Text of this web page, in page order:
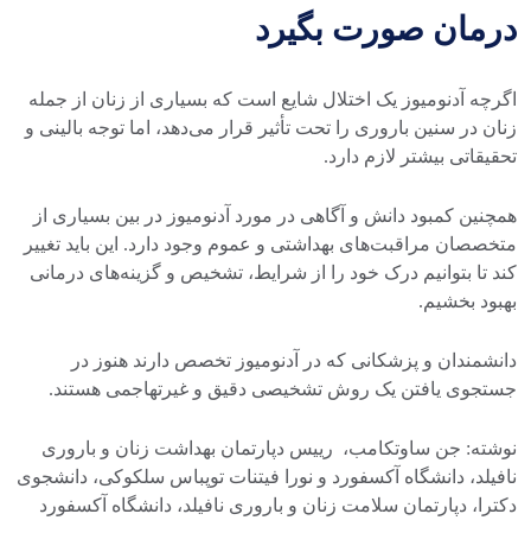
درمان صورت بگیرد
اگرچه آدنومیوز یک اختلال شایع است که بسیاری از زنان از جمله
زنان در سنین باروری را تحت تأثیر قرار می‌دهد، اما توجه بالینی و
تحقیقاتی بیشتر لازم دارد.
همچنین کمبود دانش و آگاهی در مورد آدنومیوز در بین بسیاری از
متخصصان مراقبت‌های بهداشتی و عموم وجود دارد. این باید تغییر
کند تا بتوانیم درک خود را از شرایط، تشخیص و گزینه‌های درمانی
بهبود بخشیم.
دانشمندان و پزشکانی که در آدنومیوز تخصص دارند هنوز در
جستجوی یافتن یک روش تشخیصی دقیق و غیرتهاجمی هستند.
نوشته: جن ساوتکامب، رییس دپارتمان بهداشت زنان و باروری
نافیلد، دانشگاه آکسفورد و نورا فیتنات توپباس سلکوکی، دانشجوی
دکترا، دپارتمان سلامت زنان و باروری نافیلد، دانشگاه آکسفورد